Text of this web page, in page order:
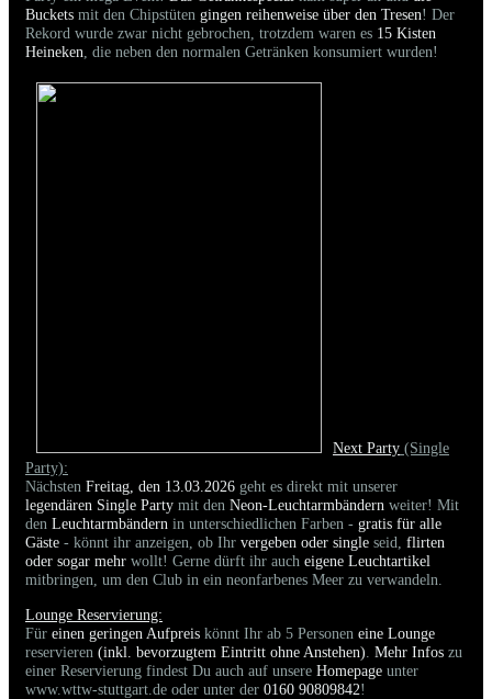
Buckets mit den Chipstüten gingen reihenweise über den Tresen! Der
Rekord wurde zwar nicht gebrochen, trotzdem waren es 15 Kisten
Heineken , die neben den normalen Getränken konsumiert wurden!
Next Party (Single
Party):
Nächsten Freitag, den 13.03.2026 geht es direkt mit unserer
legendären Single Party mit den Neon-Leuchtarmbändern weiter! Mit
den Leuchtarmbändern in unterschiedlichen Farben - gratis für alle
Gäste - könnt ihr anzeigen, ob Ihr vergeben oder single seid, flirten
oder sogar mehr wollt! Gerne dürft ihr auch eigene Leuchtartikel
mitbringen, um den Club in ein neonfarbenes Meer zu verwandeln.
Lounge Reservierung:
Für einen geringen Aufpreis könnt Ihr ab 5 Personen eine Lounge
reservieren (inkl. bevorzugtem Eintritt ohne Anstehen) Mehr Infos zu
einer Reservierung findest Du auch auf unsere Homepage unter
www.wttw-stuttgart.de oder unter der 0160 90809842!